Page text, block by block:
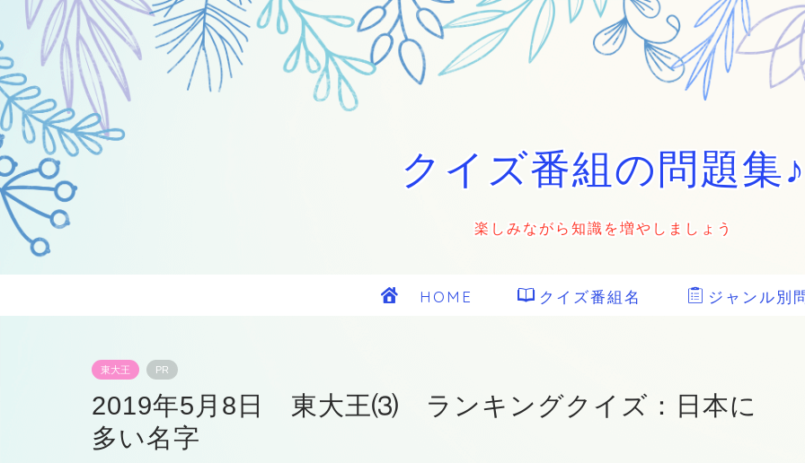
クイズ番組の問題集
楽しみながら知識を増やしましょう
HOME クイズ番組名 ジャンル別
東大王 PR
2019年5月8日 東大王⑶ ランキングクイズ：日本に
多い名字